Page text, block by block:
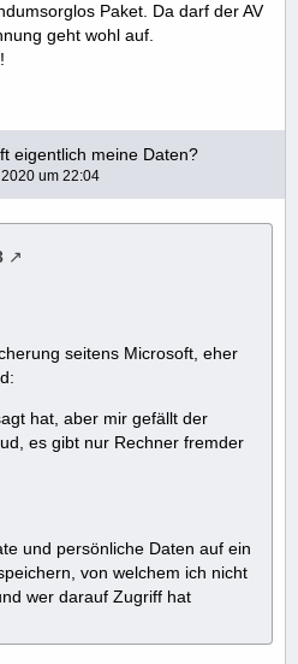
Paket. Da darf der AV
geht wohl auf.
eigentlich meine Daten?
um 22:04
seitens Microsoft, eher
hat, aber mir gefällt der
es gibt nur Rechner fremder
und persönliche Daten auf ein
von welchem ich nicht
wer darauf Zugriff hat